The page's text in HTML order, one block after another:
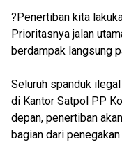
?Penertiban kita
Prioritasnya jalan
berdampak langsung
Seluruh spanduk
di Kantor Satpol PP
depan, penertiban
bagian dari penegakan